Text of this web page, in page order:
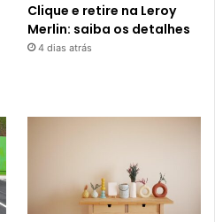
Clique e retire na Leroy
Merlin: saiba os detalhes
4 dias atrás